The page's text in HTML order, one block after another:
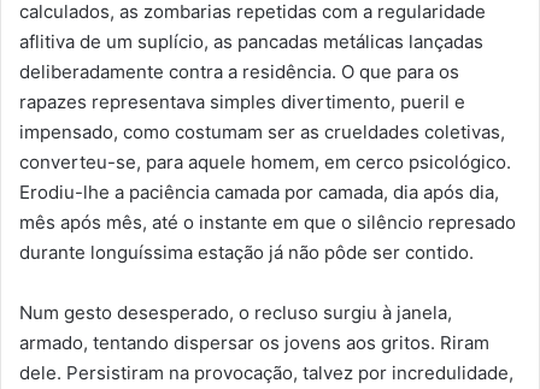
calculados, as zombarias repetidas com a regularidade
aflitiva de um suplício, as pancadas metálicas lançadas
deliberadamente contra a residência. O que para os
rapazes representava simples divertimento, pueril e
impensado, como costumam ser as crueldades coletivas,
converteu-se, para aquele homem, em cerco psicológico.
Erodiu-lhe a paciência camada por camada, dia após dia,
mês após mês, até o instante em que o silêncio represado
durante longuíssima estação já não pôde ser contido.
Num gesto desesperado, o recluso surgiu à janela,
armado, tentando dispersar os jovens aos gritos. Riram
dele. Persistiram na provocação, talvez por incredulidade,